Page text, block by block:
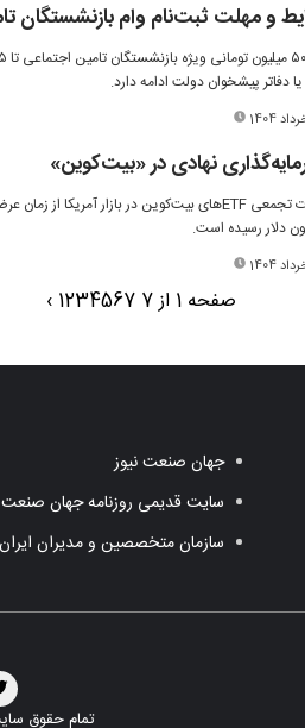
و مهلت ثبت‌نام وام بازنشستگان
دفاتر پیشخوان دولت ادامه دارد.
نهادی در «بیت‌کوین»
دلار رسیده است.
صفحه 1 از 7 1234567
›
جهان صنعت نیوز
سایت قدیمی روزنامه جهان صنعت
سازمان متخصصین و مدیران ایران
تمام حقوق